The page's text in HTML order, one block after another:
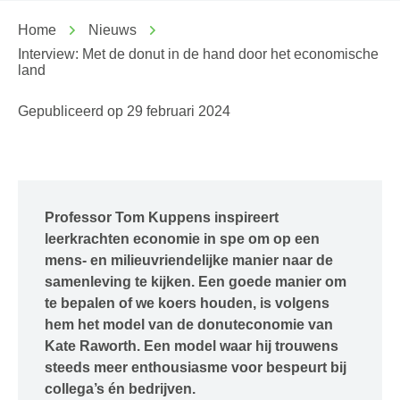
Home
Nieuws
Interview: Met de donut in de hand door het economische
land
Gepubliceerd op 29 februari 2024
Professor Tom Kuppens inspireert
leerkrachten economie in spe om op een
mens- en milieuvriendelijke manier naar de
samenleving te kijken. Een goede manier om
te bepalen of we koers houden, is volgens
hem het model van de donuteconomie van
Kate Raworth. Een model waar hij trouwens
steeds meer enthousiasme voor bespeurt bij
collega’s én bedrijven.